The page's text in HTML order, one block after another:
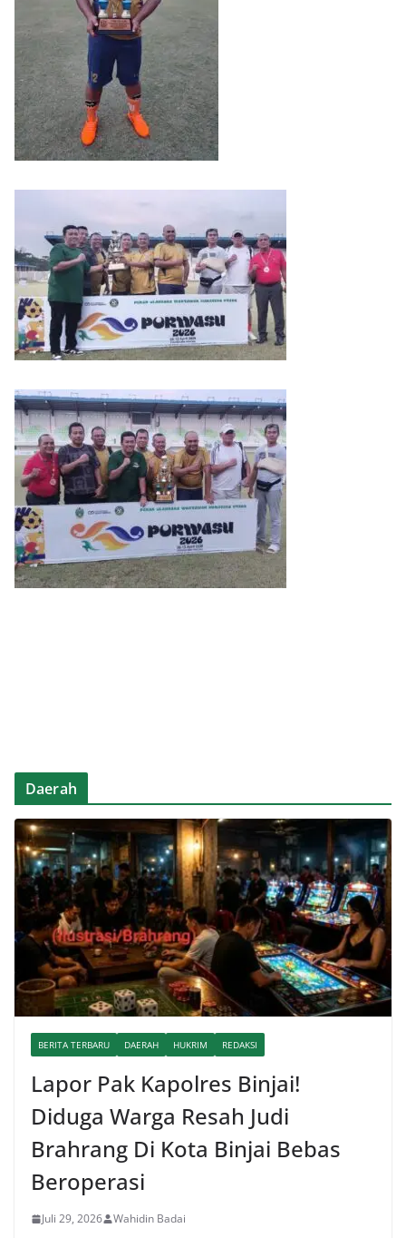
Daerah
BERITA TERBARU DAERAH HUKRIM REDAKSI
Lapor Pak Kapolres Binjai!
Diduga Warga Resah Judi
Brahrang Di Kota Binjai Bebas
Beroperasi
Juli 29, 2026 Wahidin Badai